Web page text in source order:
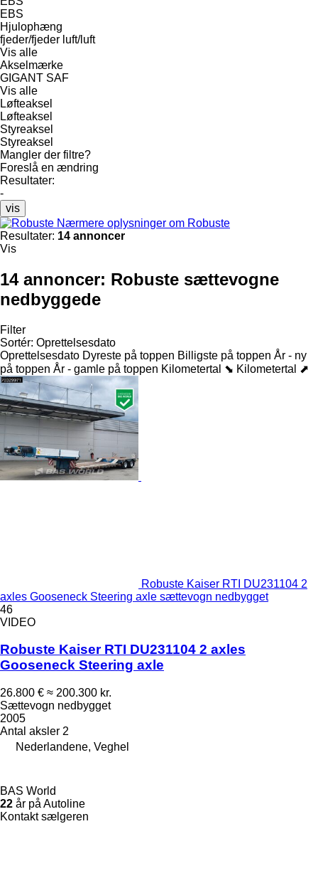
EBS
Hjulophæng
fjeder/fjeder luft/luft
Vis alle
Akselmærke
GIGANT SAF
Vis alle
Løfteaksel
Løfteaksel
Styreaksel
Styreaksel
Mangler der filtre?
Foreslå en ændring
Resultater:
-
vis
Nærmere oplysninger om Robuste
Resultater: 14 annoncer
Vis
14 annoncer: Robuste sættevogne
nedbyggede
Filter
Sortér: Oprettelsesdato
Oprettelsesdato Dyreste på toppen Billigste på toppen År - ny
på toppen År - gamle på toppen Kilometertal ⬊ Kilometertal ⬈
Robuste Kaiser RTI DU231104 2
axles Gooseneck Steering axle sættevogn nedbygget
46
VIDEO
Robuste Kaiser RTI DU231104 2 axles
Gooseneck Steering axle
26.800 € ≈ 200.300 kr.
Sættevogn nedbygget
2005
Antal aksler 2
Nederlandene, Veghel
BAS World
22 år på Autoline
Kontakt sælgeren